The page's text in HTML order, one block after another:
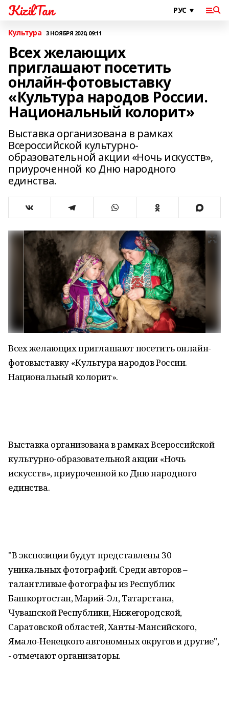
KizilTan
Культура 3 НОЯБРЯ 2020, 09:11
Всех желающих
приглашают посетить
онлайн-фотовыставку
«Культура народов России.
Национальный колорит»
Выставка организована в рамках
Всероссийской культурно-
образовательной акции «Ночь искусств»,
приуроченной ко Дню народного
единства.
Всех желающих приглашают посетить онлайн-
фотовыставку «Культура народов России.
Национальный колорит».
Выставка организована в рамках Всероссийской
культурно-образовательной акции «Ночь
искусств», приуроченной ко Дню народного
единства.
"В экспозиции будут представлены 30
уникальных фотографий. Среди авторов –
талантливые фотографы из Республик
Башкортостан, Марий-Эл, Татарстана,
Чувашской Республики, Нижегородской,
Саратовской областей, Ханты-Мансийского,
Ямало-Ненецкого автономных округов и другие",
- отмечают организаторы.